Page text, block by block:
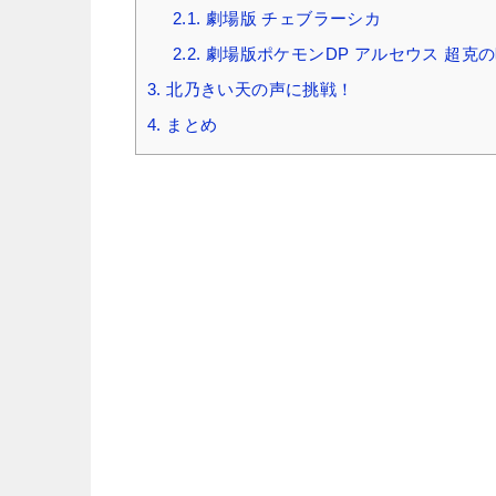
2.1. 劇場版 チェブラーシカ
2.2. 劇場版ポケモンDP アルセウス 超克
3. 北乃きい天の声に挑戦！
4. まとめ